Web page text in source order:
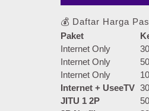
💰 Daftar Harga
Paket
Internet Only
Internet Only
Internet Only
Internet + UseeTV
JITU 1 2P